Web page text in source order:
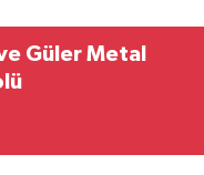
Güler Metal